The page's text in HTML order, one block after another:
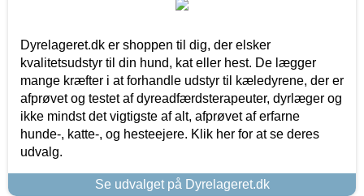
Dyrelageret.dk er shoppen til dig, der elsker
kvalitetsudstyr til din hund, kat eller hest. De lægger
mange kræfter i at forhandle udstyr til kæledyrene, der er
afprøvet og testet af dyreadfærdsterapeuter, dyrlæger og
ikke mindst det vigtigste af alt, afprøvet af erfarne
hunde-, katte-, og hesteejere. Klik her for at se deres
udvalg.
Se udvalget på Dyrelageret.dk